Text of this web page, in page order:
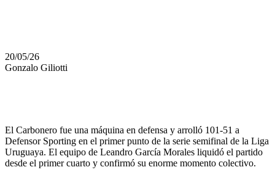
20/05/26
Gonzalo Giliotti
El Carbonero fue una máquina en defensa y arrolló 101-51 a
Defensor Sporting en el primer punto de la serie semifinal de la Liga
Uruguaya. El equipo de Leandro García Morales liquidó el partido
desde el primer cuarto y confirmó su enorme momento colectivo.